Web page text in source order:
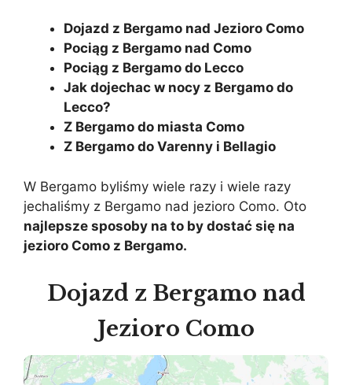
Dojazd z Bergamo nad Jezioro Como
Pociąg z Bergamo nad Como
Pociąg z Bergamo do Lecco
Jak dojechac w nocy z Bergamo do
Lecco?
Z Bergamo do miasta Como
Z Bergamo do Varenny i Bellagio
W Bergamo byliśmy wiele razy i wiele razy
jechaliśmy z Bergamo nad jezioro Como. Oto
najlepsze sposoby na to by dostać się na
jezioro Como z Bergamo.
Dojazd z Bergamo nad
Jezioro Como